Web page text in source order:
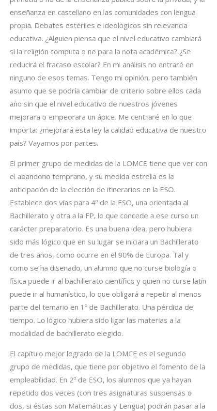
enseñanza en castellano en las comunidades con lengua
propia. Debates estériles e ideológicos sin relevancia
educativa. ¿Alguien piensa que el nivel educativo cambiará
si la religión computa o no para la nota académica? ¿Se
reducirá el fracaso escolar? En mi análisis no entraré en
ninguno de esos temas. Tengo mi opinión, pero también
asumo que se podría cambiar de criterio sobre ellos cada
año sin que el nivel educativo de nuestros jóvenes
mejorara o empeorara un ápice. Me centraré en lo que
importa: ¿mejorará esta ley la calidad educativa de nuestro
país? Vayamos por partes.
El primer grupo de medidas de la LOMCE tiene que ver con
el abandono temprano, y su medida estrella es la
anticipación de la elección de itinerarios en la ESO.
Establece dos vías para 4º de la ESO, una orientada al
Bachillerato y otra a la FP, lo que concede a ese curso un
carácter preparatorio. Es una buena idea, pero hubiera
sido más lógico que en su lugar se iniciara un Bachillerato
de tres años, como ocurre en el 90% de Europa. Tal y
como se ha diseñado, un alumno que no curse biología o
física puede ir al bachillerato científico y quien no curse latín
puede ir al humanístico, lo que obligará a repetir al menos
parte del temario en 1º de Bachillerato. Una pérdida de
tiempo. Lo lógico hubiera sido ligar las materias a la
modalidad de bachillerato elegido.
El capítulo mejor logrado de la LOMCE es el segundo
grupo de medidas, que tiene por objetivo el fomento de la
empleabilidad. En 2º de ESO, los alumnos que ya hayan
repetido dos veces (con tres asignaturas suspensas o
dos, si éstas son Matemáticas y Lengua) podrán pasar a la